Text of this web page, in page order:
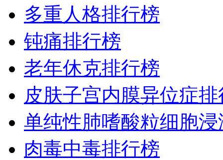
多重人格排行榜
钝痛排行榜
老年休克排行榜
皮肤子宫内膜异位症
单纯性肺嗜酸粒细胞
肉毒中毒排行榜